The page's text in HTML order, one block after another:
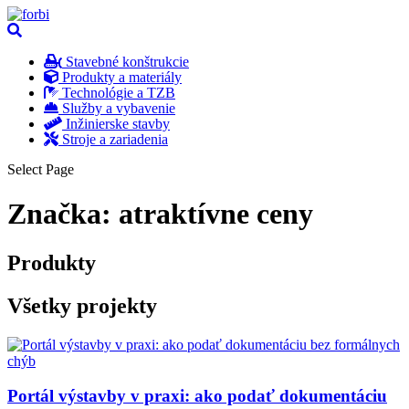
Stavebné konštrukcie
Produkty a materiály
Technológie a TZB
Služby a vybavenie
Inžinierske stavby
Stroje a zariadenia
Select Page
Značka: atraktívne ceny
Produkty
Všetky projekty
Portál výstavby v praxi: ako podať dokumentáciu